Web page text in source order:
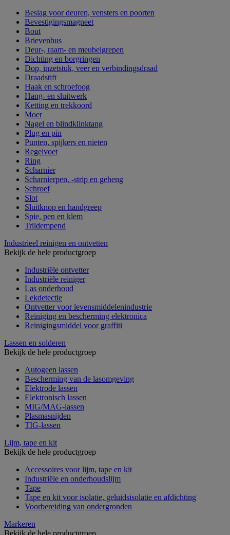
Beslag voor deuren, vensters en poorten
Bevestigingsmagneet
Bout
Brievenbus
Deur-, raam- en meubelgrepen
Dichting en borgringen
Dop, inzetstuk, veer en verbindingsdraad
Draadstift
Haak en schroefoog
Hang- en sluitwerk
Ketting en trekkoord
Moer
Nagel en blindklinktang
Plug en pin
Punten, spijkers en nieten
Regelvoet
Ring
Scharnier
Scharnierpen, -strip en geheng
Schroef
Slot
Sluitknop en handgreep
Spie, pen en klem
Trildempend
Industrieel reinigen en ontvetten
Bekijk de hele productgroep
Industriële ontvetter
Industriële reiniger
Las onderhoud
Lekdetectie
Ontvetter voor levensmiddelenindustrie
Reiniging en bescherming elektronica
Reinigingsmiddel voor graffiti
Lassen en solderen
Bekijk de hele productgroep
Autogeen lassen
Bescherming van de lasomgeving
Elektrode lassen
Elektronisch lassen
MIG/MAG-lassen
Plasmasnijden
TIG-lassen
Lijm, tape en kit
Bekijk de hele productgroep
Accessoires voor lijm, tape en kit
Industriële en onderhoudslijm
Tape
Tape en kit voor isolatie, geluidsisolatie en afdichting
Voorbereiding van ondergronden
Markeren
Bekijk de hele productgroep